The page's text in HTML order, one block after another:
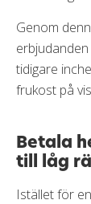
Genom
tidigare
frukost på
Betala
till låg
Istället för